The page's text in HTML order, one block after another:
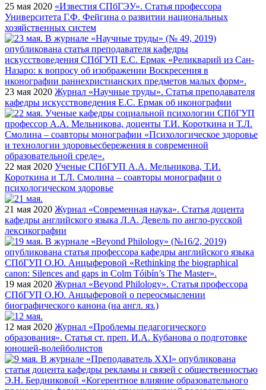
25 мая 2020 «Известия СПбГЭУ». Статья профессора
Университета Г.Ф. Фейгина о развитии национальных
хозяйственных систем
23 мая 2020 Журнал «Научные труды». Статья преподавателя
кафедры искусствоведения Е.С. Ермак об иконографии
22 мая 2020 Ученые СПбГУП А.А. Мельникова, Т.И.
Короткина и Т.Л. Смолина – соавторы монографии о
психологическом здоровье
21 мая 2020 Журнал «Современная наука». Статья доцента
кафедры английского языка Л.А. Девель по англо-русской
лексикографии
19 мая 2020 Журнал «Beyond Philology». Статья профессора
СПбГУП О.Ю. Анцыферовой о переосмыслении
биографического канона (на англ. яз.)
12 мая 2020 Журнал «Проблемы педагогического
образования». Статья ст. преп. И.А. Кубанова о подготовке
юношей-волейболистов